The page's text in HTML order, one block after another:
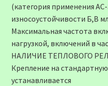
(категория применения
износоустойчивости Б,В
Максимальная частота
нагрузкой, включений в
НАЛИЧИЕ ТЕПЛОВОГО
Крепление на
устанавливается